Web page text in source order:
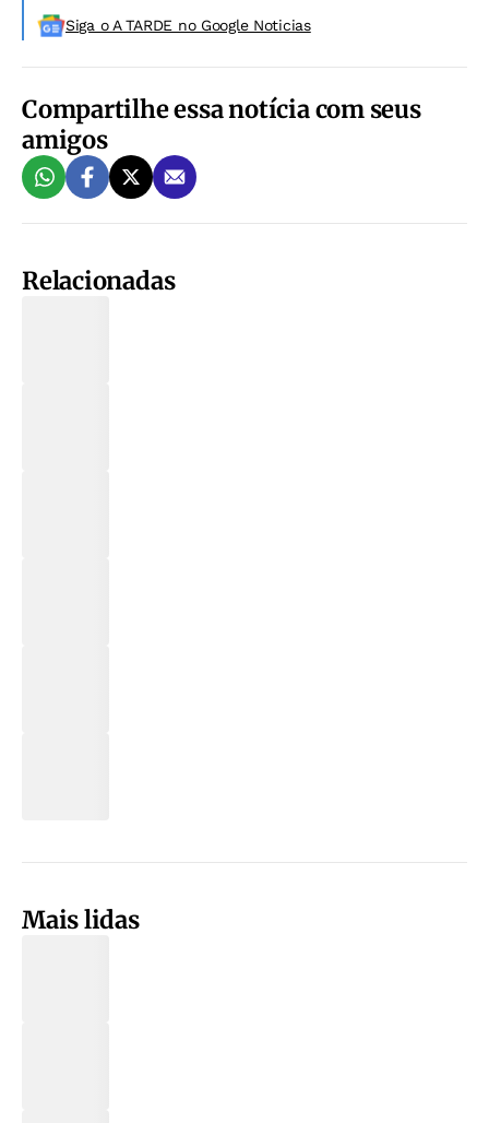
Siga o A TARDE no Google Noticias
Compartilhe essa notícia com seus
amigos
Relacionadas
Mais lidas